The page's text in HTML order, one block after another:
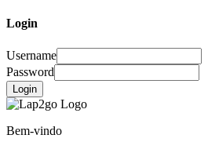
Login
Username
Password
Login
Bem-vindo